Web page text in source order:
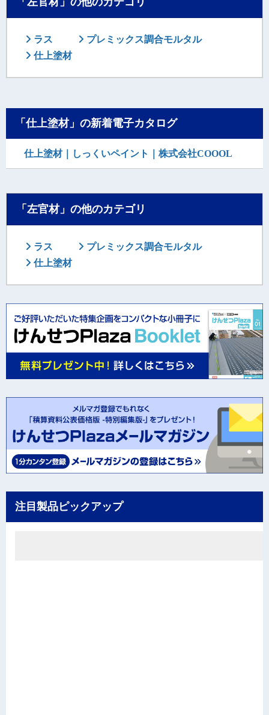
ラス
プレミックス調合モルタル
仕上塗材
「仕上塗材」の新着電子カタログ
仕上塗材｜しっくいペイント｜株式会社COOOL
「左官材」の他のカテゴリ
ラス
プレミックス調合モルタル
仕上塗材
注目製品ピックアップ